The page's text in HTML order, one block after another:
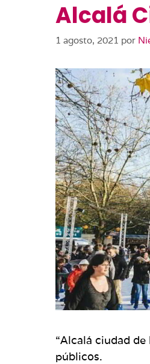
Alcalá
1 agosto, 2021 por
“Alcalá ciudad
públicos.